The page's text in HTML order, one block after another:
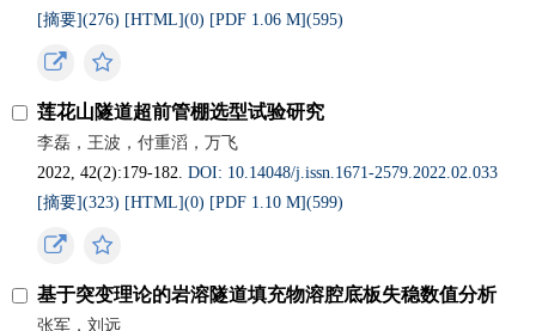
[摘要](276) [HTML](0) [PDF 1.06 M](595)
莲花山隧道超前管棚选型试验研究
李磊，王波，付重滔，万飞
2022, 42(2):179-182.DOI: 10.14048/j.issn.1671-2579.2022.02.033
[摘要](323) [HTML](0) [PDF 1.10 M](599)
基于突变理论的岩溶隧道填充物溶腔底板失稳数值分析
张军，刘远